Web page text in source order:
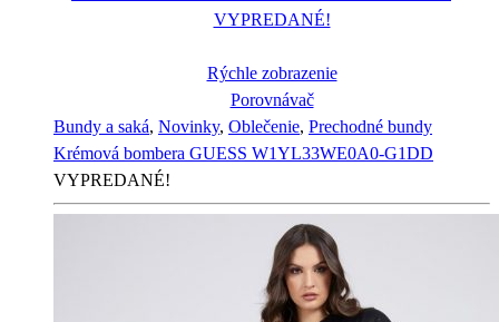
VYPREDANÉ!
Rýchle zobrazenie
Porovnávač
Bundy a saká, Novinky, Oblečenie, Prechodné bundy
Krémová bombera GUESS W1YL33WE0A0-G1DD
VYPREDANÉ!